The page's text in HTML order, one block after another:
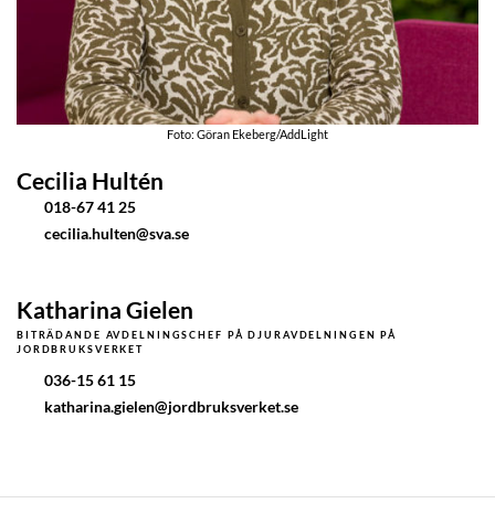
Foto: Göran Ekeberg/AddLight
Cecilia Hultén
018-67 41 25
cecilia.hulten@sva.se
Katharina Gielen
BITRÄDANDE AVDELNINGSCHEF PÅ DJURAVDELNINGEN PÅ
JORDBRUKSVERKET
036-15 61 15
katharina.gielen@jordbruksverket.se